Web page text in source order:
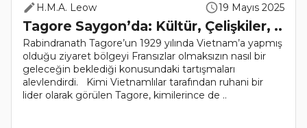
H.M.A. Leow 19 Mayıs 2025
Tagore Saygon’da: Kültür, Çelişkiler, ..
Rabindranath Tagore’un 1929 yılında Vietnam’a yapmış
olduğu ziyaret bölgeyi Fransızlar olmaksızın nasıl bir
geleceğin beklediği konusundaki tartışmaları
alevlendirdi. Kimi Vietnamlılar tarafından ruhani bir
lider olarak görülen Tagore, kimilerince de ..